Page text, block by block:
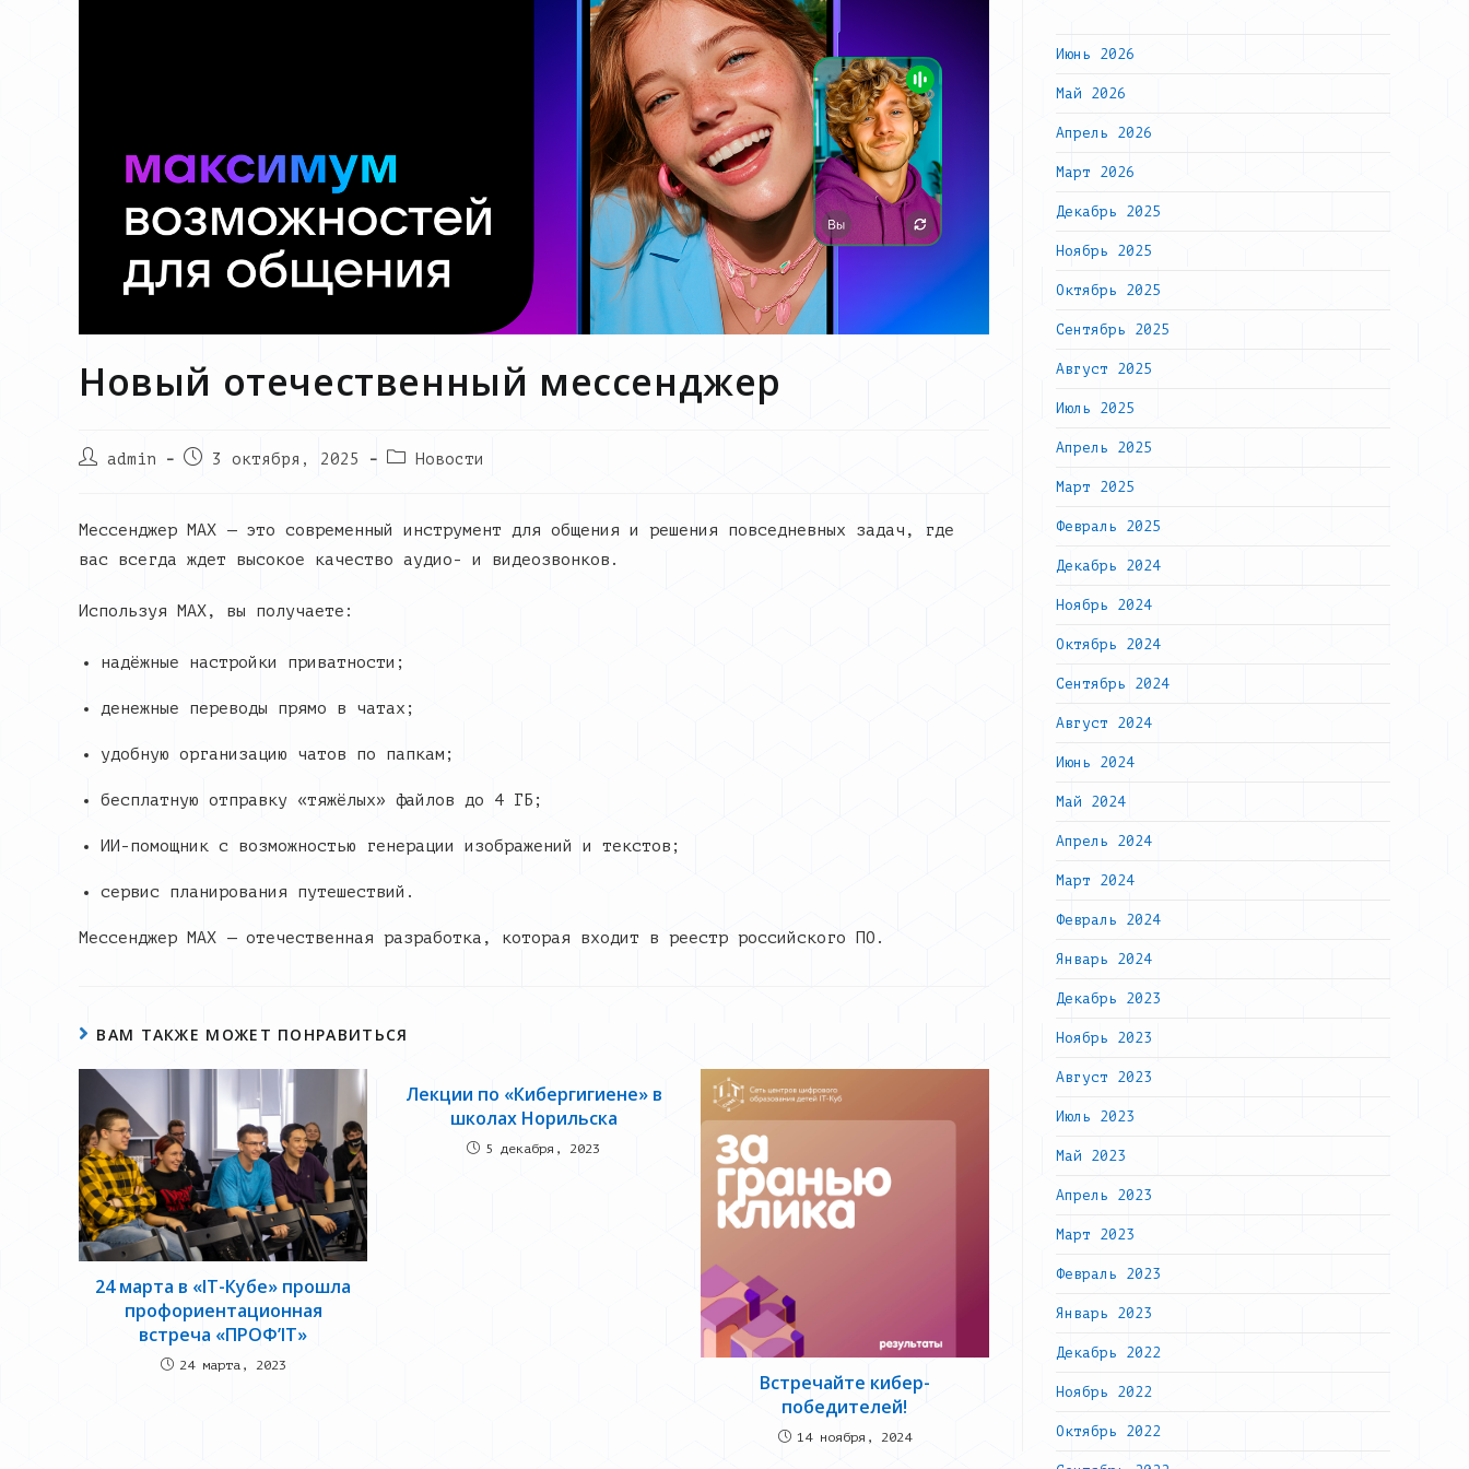
Новый отечественный мессенджер
Postadmin
Запись3 октября, 2025
PostНовости
Мессенджер МАХ — это современный инструмент для общения и решения повседневных задач, где
вас всегда ждет высокое качество аудио- и видеозвонков.
Используя МАХ, вы получаете:
надёжные настройки приватности;
денежные переводы прямо в чатах;
удобную организацию чатов по папкам;
бесплатную отправку «тяжёлых» файлов до 4 ГБ;
ИИ-помощник с возможностью генерации изображений и текстов;
сервис планирования путешествий.
Мессенджер МАХ — отечественная разработка, которая входит в реестр российского ПО.
ВАМ ТАКЖЕ МОЖЕТ ПОНРАВИТЬСЯ
24 марта в «IT-Кубе» прошла
профориентационная
встреча «ПРОФ’IT»
24 марта, 2023
Лекции по «Кибергигиене» в
школах Норильска
5 декабря, 2023
Встречайте кибер-
победителей!
14 ноября, 2024
Июнь 2026
Май 2026
Апрель 2026
Март 2026
Декабрь 2025
Ноябрь 2025
Октябрь 2025
Сентябрь 2025
Август 2025
Июль 2025
Апрель 2025
Март 2025
Февраль 2025
Декабрь 2024
Ноябрь 2024
Октябрь 2024
Сентябрь 2024
Август 2024
Июнь 2024
Май 2024
Апрель 2024
Март 2024
Февраль 2024
Январь 2024
Декабрь 2023
Ноябрь 2023
Август 2023
Июль 2023
Май 2023
Апрель 2023
Март 2023
Февраль 2023
Январь 2023
Декабрь 2022
Ноябрь 2022
Октябрь 2022